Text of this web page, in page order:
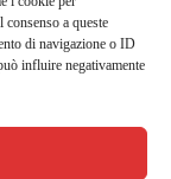
a queste
di navigazione o ID
influire negativamente